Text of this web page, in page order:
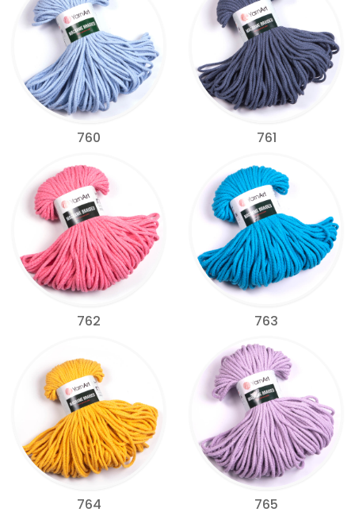
760 761
762 763
764 765